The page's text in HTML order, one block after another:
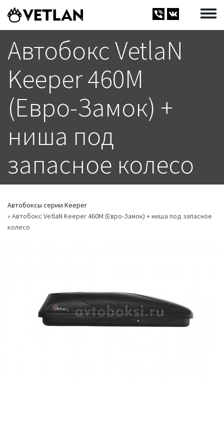
Toggle
Автобокс VetlaN
Keeper 460М
(Евро-Замок) +
ниша под
запасное колесо
Автобоксы серии Keeper
Автобокс VetlaN Keeper 460М (Евро-Замок) + ниша под запасное
колесо